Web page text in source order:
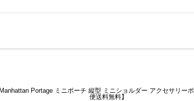
Portage ミニポーチ 縦型 ミニショルダー アクセサリ
便送料無料】